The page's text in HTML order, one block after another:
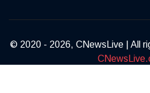
© 2020 - 2026, CNewsLive | All